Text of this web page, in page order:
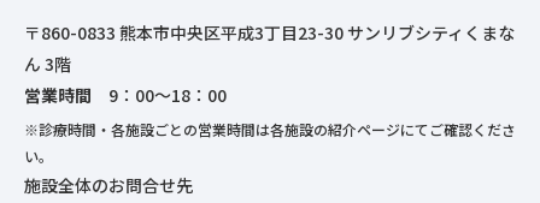
〒860-0833 熊本市中央区平成3丁目23-30 サンリブシティくまな
ん 3階
営業時間 9：00～18：00
※診療時間・各施設ごとの営業時間は各施設の紹介ページにてご確認くださ
い。
施設全体のお問合せ先